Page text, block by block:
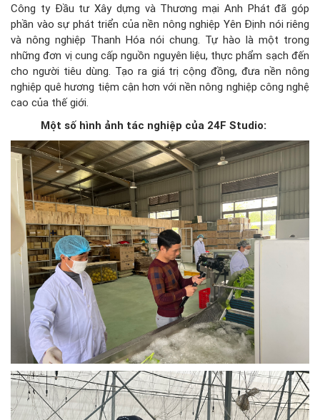
Công ty Đầu tư Xây dựng và Thương mại Anh Phát đã góp
phần vào sự phát triển của nền nông nghiệp Yên Định nói riêng
và nông nghiệp Thanh Hóa nói chung. Tự hào là một trong
những đơn vị cung cấp nguồn nguyên liệu, thực phẩm sạch đến
cho người tiêu dùng. Tạo ra giá trị cộng đồng, đưa nền nông
nghiệp quê hương tiệm cận hơn với nền nông nghiệp công nghệ
cao của thế giới.
Một số hình ảnh tác nghiệp của 24F Studio: